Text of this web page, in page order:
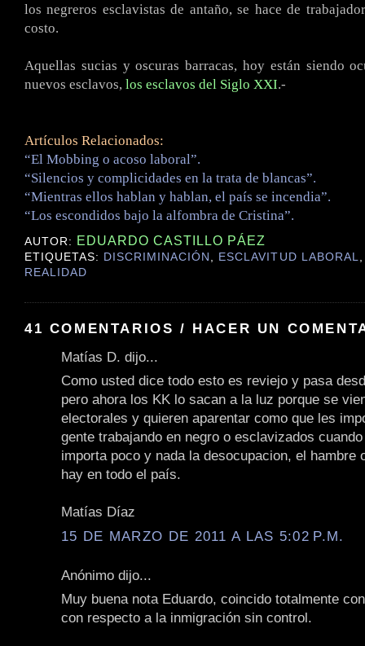
los negreros esclavistas de antaño, se hace de
costo.
Aquellas sucias y oscuras barracas, hoy están siendo
nuevos esclavos, los esclavos del Siglo XXI.-
Artículos Relacionados:
“El Mobbing o acoso laboral”.
“Silencios y complicidades en la trata de blancas”.
“Mientras ellos hablan y hablan, el país se incendia”.
“Los escondidos bajo la alfombra de Cristina”.
AUTOR: EDUARDO CASTILLO PÁEZ
ETIQUETAS: DISCRIMINACIÓN , ESCLAVITUD LABORAL
REALIDAD
41 COMENTARIOS / HACER UN
Matías D. dijo...
Como usted dice todo esto es reviejo y pasa
pero ahora los KK lo sacan a la luz porque se
electorales y quieren aparentar como que les
gente trabajando en negro o esclavizados
importa poco y nada la desocupacion, el hambre
hay en todo el país.
Matías Díaz
15 DE MARZO DE 2011 A LAS 5:02 P.M.
Anónimo dijo...
Muy buena nota Eduardo, coincido totalmente
con respecto a la inmigración sin control.